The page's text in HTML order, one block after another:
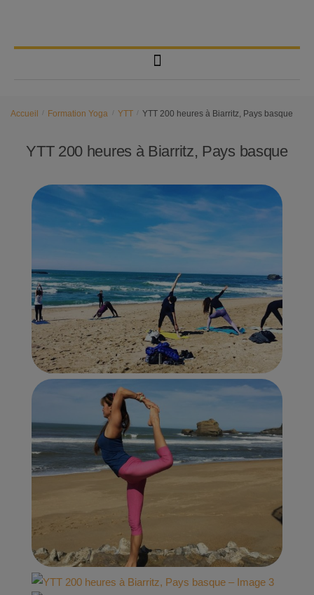
Accueil / Formation Yoga / YTT / YTT 200 heures à Biarritz, Pays basque
YTT 200 heures à Biarritz, Pays basque